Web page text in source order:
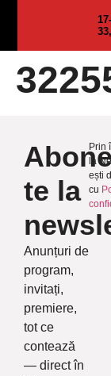
33,
te la
Anunțuri de
program,
invitați,
premiere,
tot ce
contează
— direct în
Prin
la
ești
cu